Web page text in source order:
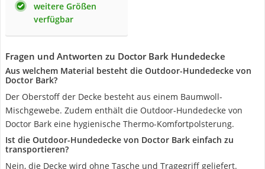
weitere Größen
verfügbar
Fragen und Antworten zu Doctor Bark Hundedecke
Aus welchem Material besteht die Outdoor-Hundedecke von
Doctor Bark?
Der Oberstoff der Decke besteht aus einem Baumwoll-
Mischgewebe. Zudem enthält die Outdoor-Hundedecke von
Doctor Bark eine hygienische Thermo-Komfortpolsterung.
Ist die Outdoor-Hundedecke von Doctor Bark einfach zu
transportieren?
Nein, die Decke wird ohne Tasche und Tragegriff geliefert.